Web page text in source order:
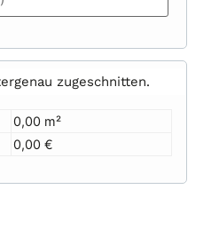
zugeschnitten.
0,00 m²
0,00 €